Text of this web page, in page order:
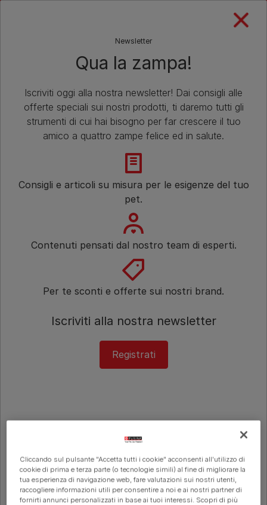
Purina Club Verso Una Nuova Casa! - Gatto
Newsletter
Qua la zampa!
Iscriviti oggi alla nostra newsletter! Dai consigli alle
offerte speciali sui nostri prodotti, ti daremo tutti gli
strumenti di cui hai bisogno per far crescere il tuo
amico a quattro zampe felice ed in salute.
Consigli e articoli su misura per le esigenze del tuo
pet.
Contenuti pensati dal nostro team di esperti.
Per te sconti e offerte sui nostri brand.
Iscriviti alla nostra newsletter
Registrati
Cliccando sul pulsante "Accetta tutti i cookie" acconsenti all'utilizzo di
cookie di prima e terza parte (o tecnologie simili) al fine di migliorare la
tua esperienza di navigazione web, fare valutazioni sui nostri utenti,
raccogliere informazioni utili per consentire a noi e ai nostri partner di
fornirti annunci personalizzati in base ai tuoi interessi. Scopri di più